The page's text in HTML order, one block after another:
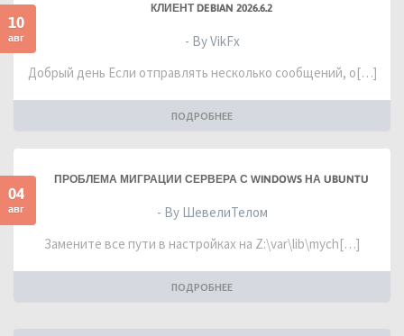
10
авг
КЛИЕНТ DEBIAN 2026.6.2
- By VikFx
Добрый день Если отправлять несколько сообщений, о[…]
ПОДРОБНЕЕ
04
авг
ПРОБЛЕМА МИГРАЦИИ СЕРВЕРА С WINDOWS НА UBUNTU
- By ШевелиТелом
Замените все пути в настройках на Z:\var\lib\mych[…]
ПОДРОБНЕЕ